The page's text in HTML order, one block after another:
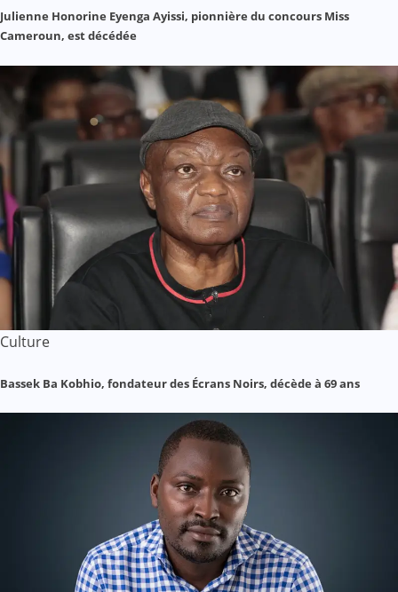
Julienne Honorine Eyenga Ayissi, pionnière du concours Miss
Cameroun, est décédée
Culture
Bassek Ba Kobhio, fondateur des Écrans Noirs, décède à 69 ans